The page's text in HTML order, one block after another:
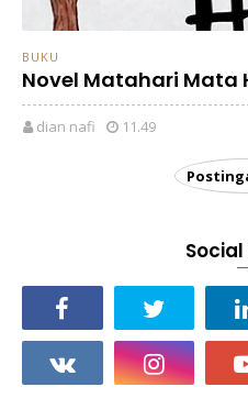
BUKU
Novel Matahari Mata
dian nafi 11.49
Social